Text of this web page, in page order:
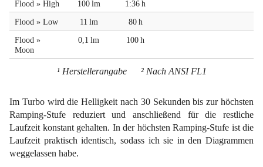
¹ Herstellerangabe ² Nach ANSI FL1
Flood » High 100 lm
1:36 h
Flood » Low
11 lm
80 h
Flood »
Moon
0,1 lm 100 h
Im Turbo wird die Helligkeit nach 30 Sekunden bis zur höchsten
Ramping-Stufe reduziert und anschließend für die restliche
Laufzeit konstant gehalten. In der höchsten Ramping-Stufe ist die
Laufzeit praktisch identisch, sodass ich sie in den Diagrammen
weggelassen habe.